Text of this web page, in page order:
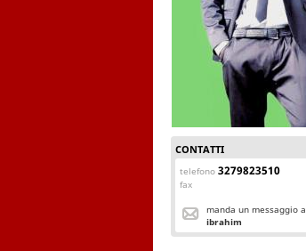
CONTATTI
telefono 3279823510
fax
manda un messaggio a
ibrahim